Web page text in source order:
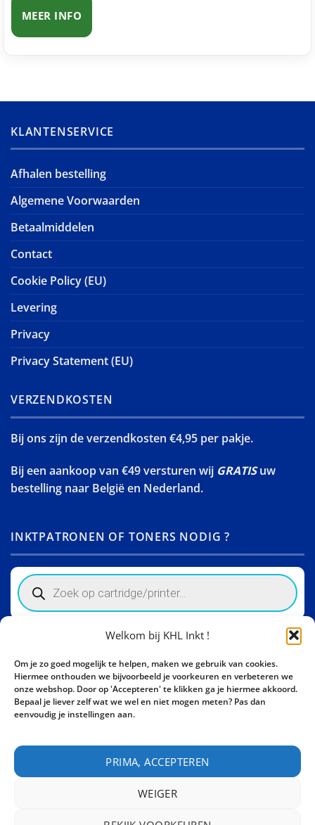
Welkom bij KHL Inkt !
Om je zo goed mogelijk te helpen, maken we gebruik van cookies.
Hiermee onthouden we bijvoorbeeld je voorkeuren en verbeteren we
onze webshop. Door op 'Accepteren' te klikken ga je hiermee akkoord.
Bepaal je liever zelf wat we wel en niet mogen meten? Pas dan
eenvoudig je instellingen aan.
PRIMA, ACCEPTEREN
WEIGER
MEER INFO
KLANTENSERVICE
Afhalen bestelling
Algemene Voorwaarden
Betaalmiddelen
Contact
Cookie Policy (EU)
Levering
Privacy
Privacy Statement (EU)
VERZENDKOSTEN
Bij ons zijn de verzendkosten €4,95 per pakje.
Bij een aankoop van €49 versturen wij GRATISuw
bestelling naar België en Nederland.
INKTPATRONEN OF TONERS NODIG ?
Products
search
Activity Invest BV - KHL, Kempische Steenweg 274
3500 Hasselt - België BE0862447190
Bel ons nu:+32 11 261499